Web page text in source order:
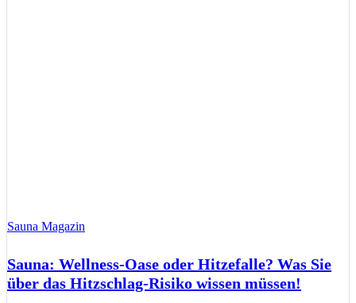
Sauna Magazin
Sauna: Wellness-Oase oder Hitzefalle? Was Sie
über das Hitzschlag-Risiko wissen müssen!